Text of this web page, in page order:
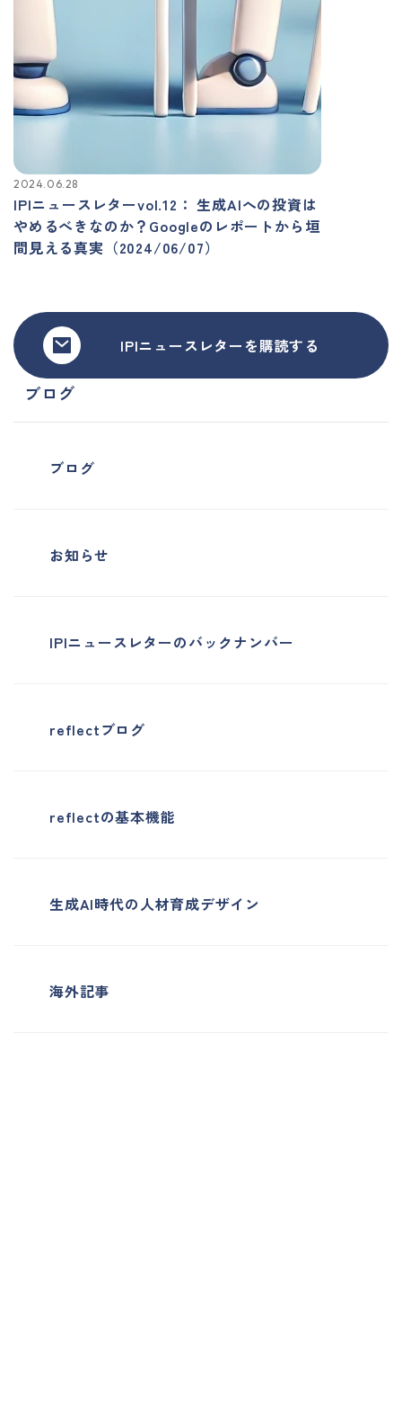
ブログ
ブログ
お知らせ
IPIニュースレターのバックナンバー
reflectブログ
reflectの基本機能
生成AI時代の人材育成デザイン
海外記事
2024.06.28
IPIニュースレターvol.12： 生成AIへの投資は
やめるべきなのか？Googleのレポートから垣
間見える真実（2024/06/07）
IPIニュースレターを購読する